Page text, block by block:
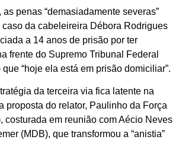
penas “demasiadamente severas”
caso da cabeleireira Débora Rodrigues
a 14 anos de prisão por ter
frente do Supremo Tribunal Federal
que “hoje ela está em prisão domiciliar”.
da terceira via fica latente na
proposta do relator, Paulinho da Força
costurada em reunião com Aécio Neves
(MDB), que transformou a “anistia”